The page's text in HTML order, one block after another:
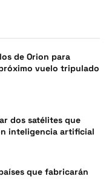
de Orion para
vuelo tripulado
dos satélites que
inteligencia artificial
que fabricarán